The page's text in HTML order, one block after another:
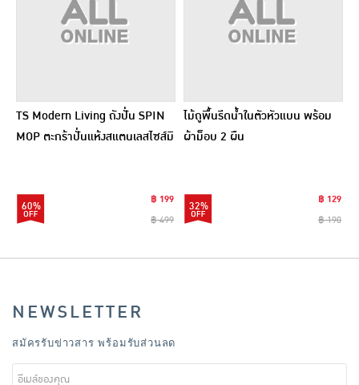
TS Modern Living ถังปั่น SPIN
MOP ตะกร้าปั่นแห้งสแตนเลสไซส์มิ
60%
฿ 199
฿ 499
ไม้ถูพื้นรีดน้ำในตัวหัวแบน พร้อม
ผ้าม็อบ 2 ผืน
32%
฿ 129
฿ 190
NEWSLETTER
สมัครรับข่าวสาร พร้อมรับส่วนลด